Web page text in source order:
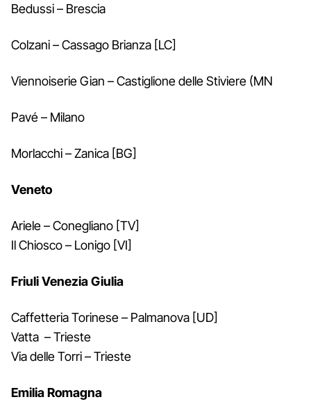
Bedussi – Brescia
Colzani – Cassago Brianza [LC]
Viennoiserie Gian – Castiglione delle Stiviere (MN
Pavé – Milano
Morlacchi – Zanica [BG]
Veneto
Ariele – Conegliano [TV]
Il Chiosco – Lonigo [VI]
Friuli Venezia Giulia
Caffetteria Torinese – Palmanova [UD]
Vatta – Trieste
Via delle Torri – Trieste
Emilia Romagna